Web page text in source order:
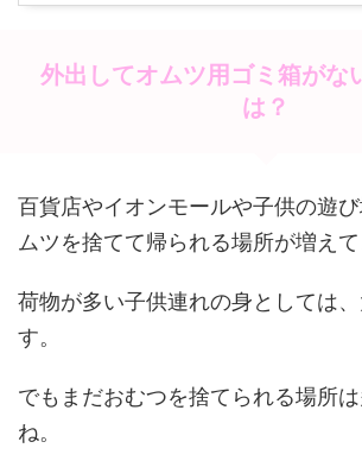
外出してオムツ用ゴミ箱がな
は？
百貨店やイオンモールや子供の遊
ムツを捨てて帰られる場所が増えて
荷物が多い子供連れの身としては
す。
でもまだおむつを捨てられる場所
ね。